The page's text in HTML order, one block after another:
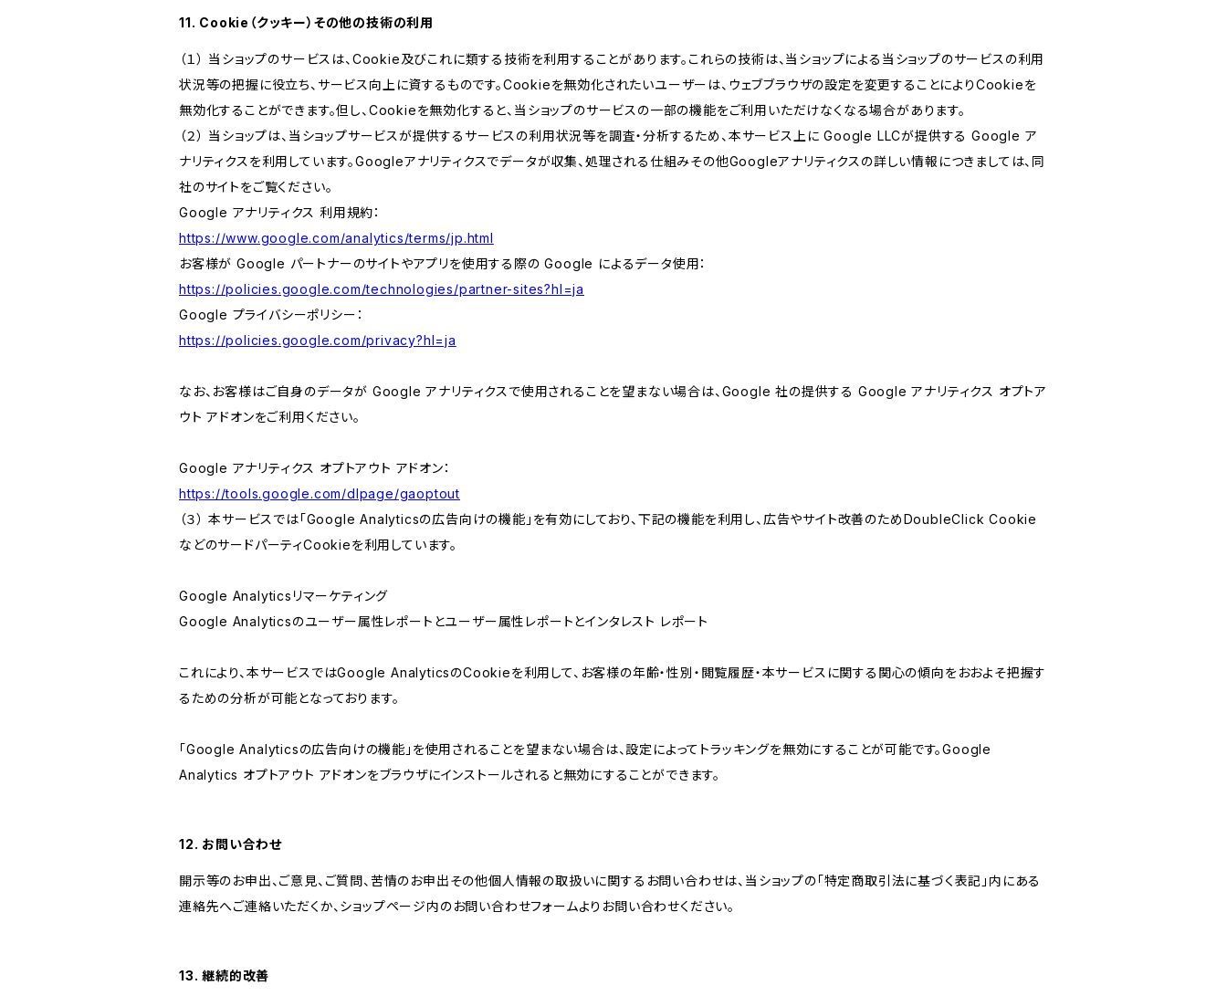
11. Cookie（クッキー）その他の技術の利用
（１） 当ショップのサービスは、Cookie及びこれに類する技術を利用することがあります。これらの技術は、当ショップによる当ショップのサービスの利用
状況等の把握に役立ち、サービス向上に資するものです。Cookieを無効化されたいユーザーは、ウェブブラウザの設定を変更することによりCookieを
無効化することができます。但し、Cookieを無効化すると、当ショップのサービスの一部の機能をご利用いただけなくなる場合があります。
（２） 当ショップは、当ショップサービスが提供するサービスの利用状況等を調査・分析するため、本サービス上に Google LLCが提供する Google ア
ナリティクスを利用しています。Googleアナリティクスでデータが収集、処理される仕組みその他Googleアナリティクスの詳しい情報につきましては、同
社のサイトをご覧ください。
Google アナリティクス 利用規約：
https://www.google.com/analytics/terms/jp.html
お客様が Google パートナーのサイトやアプリを使用する際の Google によるデータ使用：
https://policies.google.com/technologies/partner-sites?hl=ja
Google プライバシーポリシー：
https://policies.google.com/privacy?hl=ja
なお、お客様はご自身のデータが Google アナリティクスで使用されることを望まない場合は、Google 社の提供する Google アナリティクス オプトア
ウト アドオンをご利用ください。
Google アナリティクス オプトアウト アドオン：
https://tools.google.com/dlpage/gaoptout
（３） 本サービスでは「Google Analyticsの広告向けの機能」を有効にしており、下記の機能を利用し、広告やサイト改善のためDoubleClick Cookie
などのサードパーティCookieを利用しています。
Google Analyticsリマーケティング
Google Analyticsのユーザー属性レポートとユーザー属性レポートとインタレスト レポート
これにより、本サービスではGoogle AnalyticsのCookieを利用して、お客様の年齢・性別・閲覧履歴・本サービスに関する関心の傾向をおおよそ把握す
るための分析が可能となっております。
「Google Analyticsの広告向けの機能」を使用されることを望まない場合は、設定によってトラッキングを無効にすることが可能です。Google
Analytics オプトアウト アドオンをブラウザにインストールされると無効にすることができます。
12. お問い合わせ
開示等のお申出、ご意見、ご質問、苦情のお申出その他個人情報の取扱いに関するお問い合わせは、当ショップの「特定商取引法に基づく表記」内にある
連絡先へご連絡いただくか、ショップページ内のお問い合わせフォームよりお問い合わせください。
13. 継続的改善